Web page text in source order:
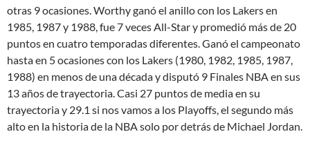
otras 9 ocasiones. Worthy ganó el anillo con los Lakers en
1985, 1987 y 1988, fue 7 veces All-Star y promedió más de 20
puntos en cuatro temporadas diferentes. Ganó el campeonato
hasta en 5 ocasiones con los Lakers (1980, 1982, 1985, 1987,
1988) en menos de una década y disputó 9 Finales NBA en sus
13 años de trayectoria. Casi 27 puntos de media en su
trayectoria y 29.1 si nos vamos a los Playoffs, el segundo más
alto en la historia de la NBA solo por detrás de Michael Jordan.